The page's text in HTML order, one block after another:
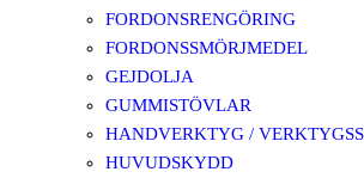
FORDONSRENGÖRING
FORDONSSMÖRJMEDEL
GEJDOLJA
GUMMISTÖVLAR
HANDVERKTYG /
HUVUDSKYDD